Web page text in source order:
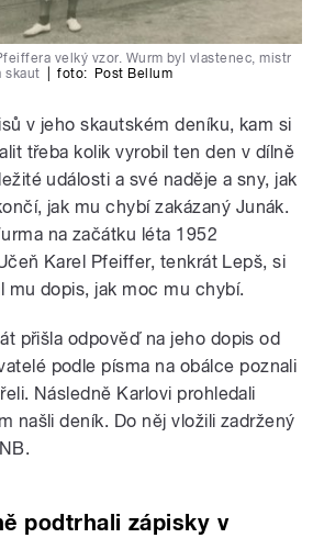
velký vzor. Wurm byl vlastenec, mistr
skaut
foto: Post Bellum
v jeho skautském deníku, kam si
třeba kolik vyrobil ten den v dílně
události a své naděje a sny, jak
jak mu chybí zakázaný Junák.
na začátku léta 1952
Karel Pfeiffer, tenkrát Lepš, si
mu dopis, jak moc mu chybí.
přišla odpověď na jeho dopis od
podle písma na obálce poznali
Následně Karlovi prohledali
našli deník. Do něj vložili zadržený
podtrhali zápisky v